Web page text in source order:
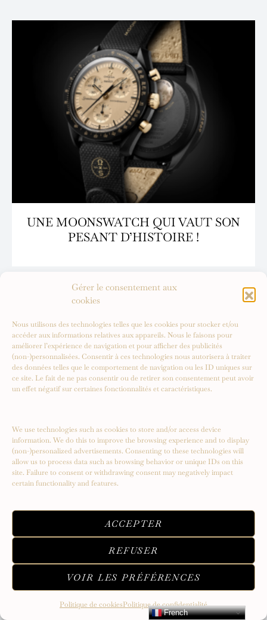
Gérer le consentement aux
cookies
Nous utilisons des technologies telles que les cookies pour stocker et/ou
accéder aux informations relatives aux appareils. Nous le faisons pour
améliorer l’expérience de navigation et pour afficher des publicités
(non-)personnalisées. Consentir à ces technologies nous autorisera à traiter
des données telles que le comportement de navigation ou les ID uniques sur
ce site. Le fait de ne pas consentir ou de retirer son consentement peut avoir
un effet négatif sur certaines fonctionnalités et caractéristiques.
We use technologies such as cookies to store and/or access device
information. We do this to improve the browsing experience and to display
(non-)personalized advertisements. Consenting to these technologies will
allow us to process data such as browsing behavior or unique IDs on this
site. Failure to consent or withdrawing consent may negatively impact
certain functionality and features.
ACCEPTER
REFUSER
VOIR LES PRÉFÉRENCES
Politique de cookiesPolitique de confidentialité
UNE MOONSWATCH QUI VAUT SON
PESANT D’HISTOIRE !
nouveaux sommets
French